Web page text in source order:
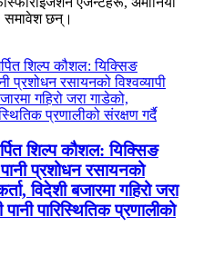
समावेश छन्।
शिल्प कौशल: यिक्सिङ
प्रशोधन रसायनको
विदेशी बजारमा गहिरो जरा
पानी पारिस्थितिक प्रणालीको